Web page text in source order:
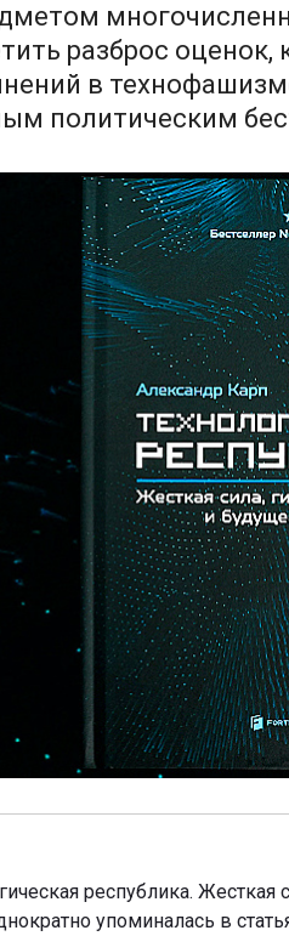
разброс
в
политическим
республика.
упоминалась в